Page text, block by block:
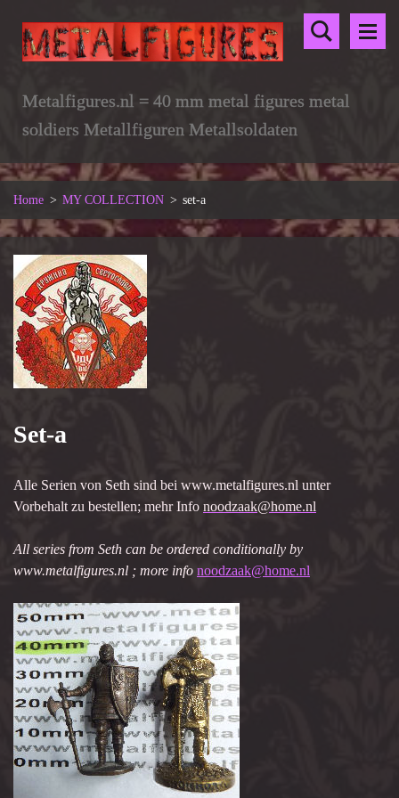
Metalfigures.nl = 40 mm metal figures metal
soldiers Metallfiguren Metallsoldaten
Home > MY COLLECTION > set-a
Set-a
Alle Serien von Seth sind bei www.metalfigures.nl unter
Vorbehalt zu bestellen; mehr Info noodzaak@home.nl
All series from Seth can be ordered conditionally by
www.metalfigures.nl ; more info noodzaak@home.nl